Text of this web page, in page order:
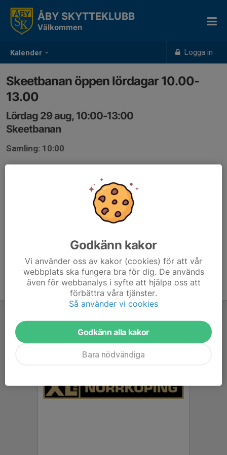
Kalender Logga in
ÅBY SKYTTEKLUBB
Välkommen
Skeetbanan öppen lördagar 10.00-
13.00
Lördag 29 aug, 10:00-13:00
Skeetbanan
Samling: 10:00
Skeetbanan öppen lördagar 10.00-13.00
Anmälan är öppen för föreningens alla medlemmar.
Godkänn kakor
Vi använder oss av kakor (cookies) för att vår
webbplats ska fungera bra för dig. De används
även för webbanalys i syfte att hjälpa oss att
förbättra våra tjänster.
Så använder vi cookies
Godkänn alla kakor
Bara nödvändiga